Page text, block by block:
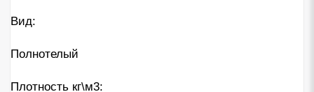
Вид:
Полнотелый
Плотность кг\м3: